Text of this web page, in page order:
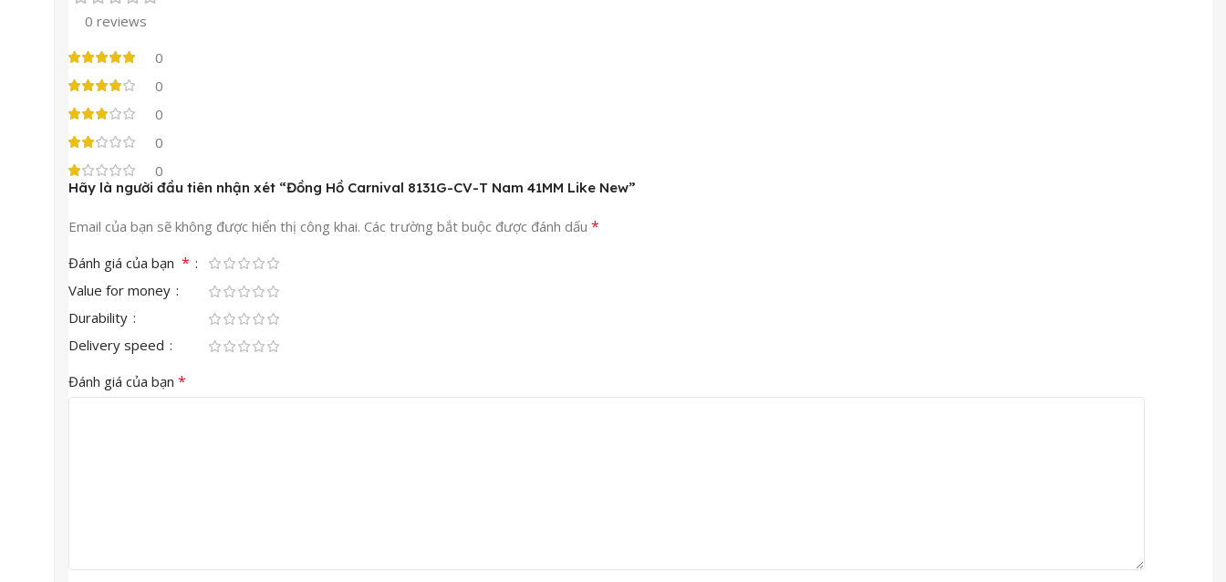
0 reviews
0
0
0
0
0
Hãy là người đầu tiên nhận xét “Đồng Hồ Carnival 8131G-CV-T Nam 41MM Like New”
Email của bạn sẽ không được hiển thị công khai. Các trường bắt buộc được đánh dấu *
Đánh giá của bạn *
Value for money
Durability
Delivery speed
Đánh giá của bạn *